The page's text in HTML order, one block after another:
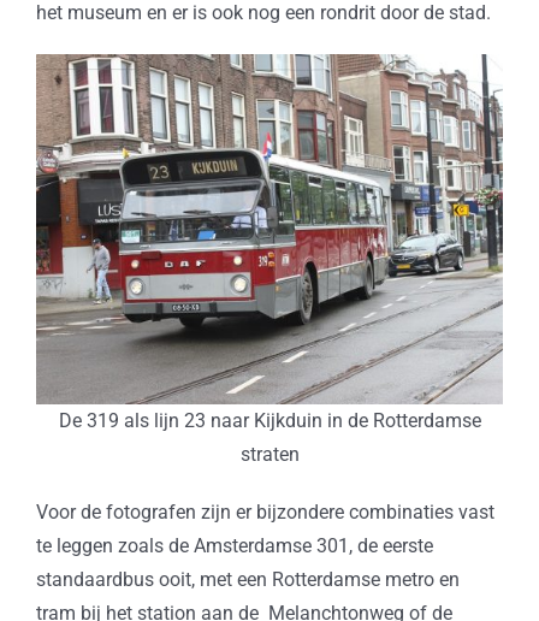
het museum en er is ook nog een rondrit door de stad.
De 319 als lijn 23 naar Kijkduin in de Rotterdamse
straten
Voor de fotografen zijn er bijzondere combinaties vast
te leggen zoals de Amsterdamse 301, de eerste
standaardbus ooit, met een Rotterdamse metro en
tram bij het station aan de Melanchtonweg of de